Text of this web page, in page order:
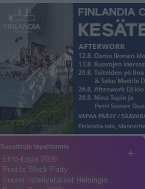
+
Suosittuja tapahtumia
Etno-Espa 2026
Puotila Block Party
Suuret risteilyalukset Helsingin…